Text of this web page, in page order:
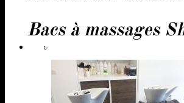
Contact
Bacs à massages